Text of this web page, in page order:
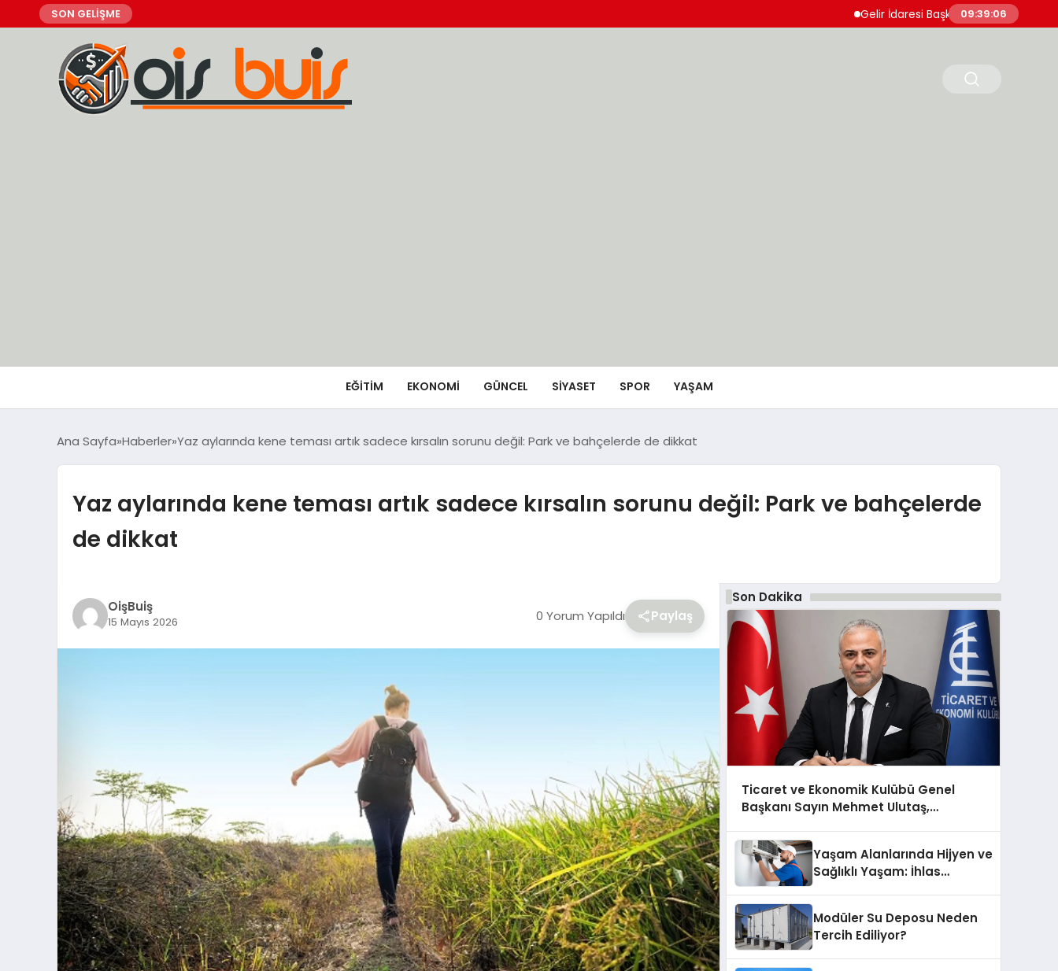
SON GELİŞME Gelir İdaresi Başkanlığı 860 Uzman
09:39:07
EĞİTİM EKONOMİ GÜNCEL SIYASET SPOR YAŞAM
Ana Sayfa Haberler Yaz aylarında kene teması artık sadece kırsalın sorunu değil: Park ve bahçelerde de dikkat
Yaz aylarında kene teması artık sadece kırsalın sorunu değil: Park ve bahçelerde
de dikkat
OişBuiş
15 Mayıs 2026 0 Yorum Yapıldı Paylaş
Son Dakika
Ticaret ve Ekonomik Kulübü Genel
Başkanı Sayın Mehmet Ulutaş,
şunları kaydetti:
Yaşam Alanlarında Hijyen ve
Sağlıklı Yaşam: İhlas
Modüler Su Deposu Neden
Tercih Ediliyor?